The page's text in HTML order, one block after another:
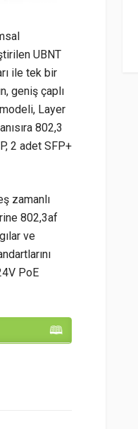
UBNT
ile tek bir
geniş çaplı
Layer
802,3
2 adet SFP+
zamanlı
802,3af
ve
PoE